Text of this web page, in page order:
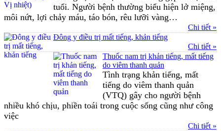
tuổi. Người bệnh thường biểu hiện lở miệng,
môi nứt, lợi chảy máu, táo bón, rêu lưỡi vàng…
Chi tiết »
Đông y điều trị mất tiếng, khản tiếng
Chi tiết »
Thuốc nam trị khản tiếng, mất tiếng
do viêm thanh quản
Tình trạng khản tiếng, mất
tiếng do viêm thanh quản
(VTQ) gây cho người bệnh
nhiều khó chịu, phiền toái trong cuộc sống cũng như công
việc
Chi tiết »